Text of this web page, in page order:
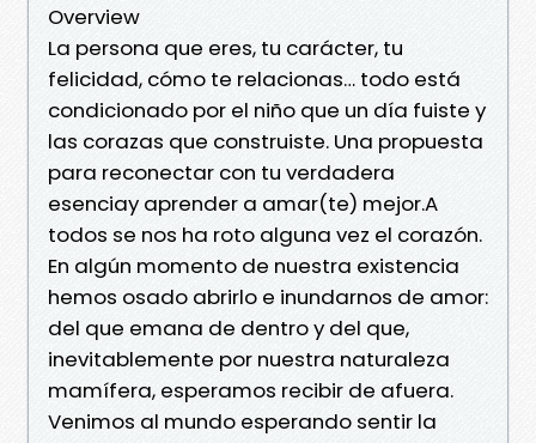
Overview
La persona que eres, tu carácter, tu
felicidad, cómo te relacionas… todo está
condicionado por el niño que un día fuiste y
las corazas que construiste. Una propuesta
para reconectar con tu verdadera
esenciay aprender a amar(te) mejor.A
todos se nos ha roto alguna vez el corazón.
En algún momento de nuestra existencia
hemos osado abrirlo e inundarnos de amor:
del que emana de dentro y del que,
inevitablemente por nuestra naturaleza
mamífera, esperamos recibir de afuera.
Venimos al mundo esperando sentir la